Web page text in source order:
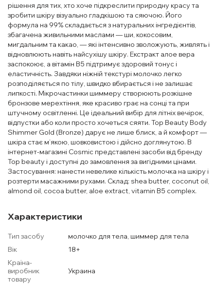
рішення для тих, хто хоче підкреслити природну красу та
зробити шкіру візуально гладкішою та сяючою. Його
формула на 99% складається з натуральних інгредієнтів,
збагачена живильними маслами — ши, кокосовим,
мигдальним та какао, — які інтенсивно зволожують, живлять і
відновлюють навіть найсухішу шкіру. Екстракт алое вера
заспокоює, а вітамін В5 підтримує здоровий тонус і
еластичність. Завдяки ніжній текстурі молочко легко
розподіляється по тілу, швидко вбирається і не залишає
липкості. Мікрочастинки шиммеру створюють розкішне
бронзове мерехтіння, яке красиво грає на сонці та при
штучному освітленні. Це ідеальний вибір для літніх вечірок,
відпустки або коли просто хочеться сяяти. Top Beauty Body
Shimmer Gold (Bronze) дарує не лише блиск, а й комфорт —
шкіра стає м’якою, шовковистою і дійсно доглянутою. В
інтернет-магазині Cosmic представлені засоби від бренду
Top beauty і доступні до замовлення за вигідними цінами.
Застосування: нанести невелике кількість молочка на шкіру і
розтерти масажними рухами. Склад: shea butter, coconut oil,
almond oil, cocoa butter, aloe extract, vitamin B5 complex.
Характеристики
Тип засобу
молочко для тела, шиммер для тела
Вік
18+
Країна-
виробник
товару
Украина